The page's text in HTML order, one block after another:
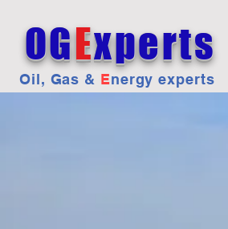
OGExperts
Oil, Gas & Energy experts